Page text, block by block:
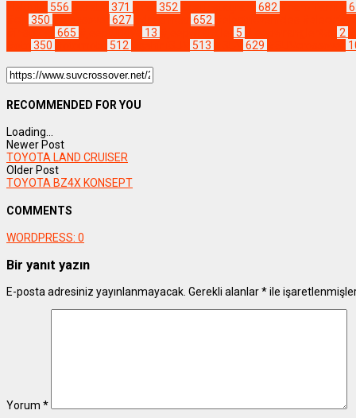
556 371 352 682
350 627 652
665 13 5 2
350 512 513 629
RECOMMENDED FOR YOU
Loading...
Newer Post
TOYOTA LAND CRUISER
Older Post
TOYOTA BZ4X KONSEPT
COMMENTS
WORDPRESS: 0
Bir yanıt yazın
E-posta adresiniz yayınlanmayacak. Gerekli alanlar*ile
Yorum *